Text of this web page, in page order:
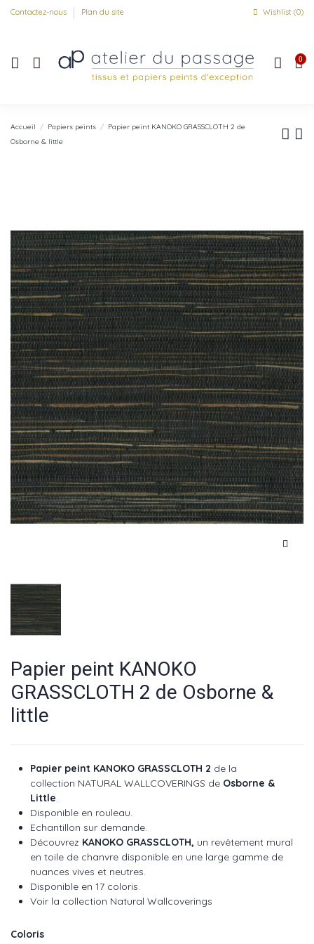
Contactez-nous Plan du site Wishlist (0)
0
Accueil Papiers peints
Papier peint KANOKO GRASSCLOTH 2 de
Osborne & little
Papier peint KANOKO
GRASSCLOTH 2 de Osborne &
little
Papier peint KANOKO GRASSCLOTH 2 de la
collection NATURAL WALLCOVERINGS de Osborne &
Little
Disponible en rouleau.
Echantillon sur demande.
Découvrez KANOKO GRASSCLOTH, un revêtement mural
en toile de chanvre disponible en une large gamme de
nuances vives et neutres.
Disponible en 17 coloris.
Voir la collection Natural Wallcoverings
Coloris